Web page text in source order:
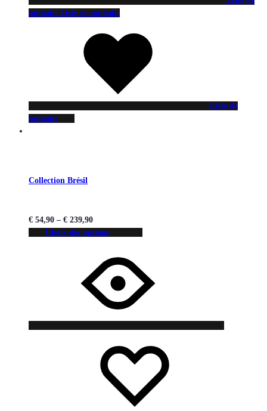
souhaits Liste de souhaits
Liste de
souhaits
Collection Brésil
€ 54,90 – € 239,90
Choix des options